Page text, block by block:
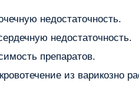
недостаточность.
недостаточность.
препаратов.
из варикозно